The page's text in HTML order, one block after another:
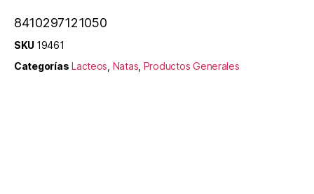
8410297121050
SKU 19461
Categorías Lacteos Natas Productos Generales